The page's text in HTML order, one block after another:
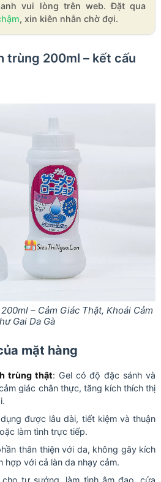
vui lòng trên web. Đặt qua
, xin kiên nhẫn chờ đợi.
trùng 200ml – kết cấu
– Cảm Giác Thật, Khoái Cảm
Gai Da Gà
mặt hàng
trùng thật: Gel có độ đặc sánh và
giác chân thực, tăng kích thích thị
được lâu dài, tiết kiệm và thuận
làm tình trực tiếp.
thân thiện với da, không gây kích
hợp với cả làn da nhạy cảm.
cho tự sướng, làm tình âm đạo, cửa